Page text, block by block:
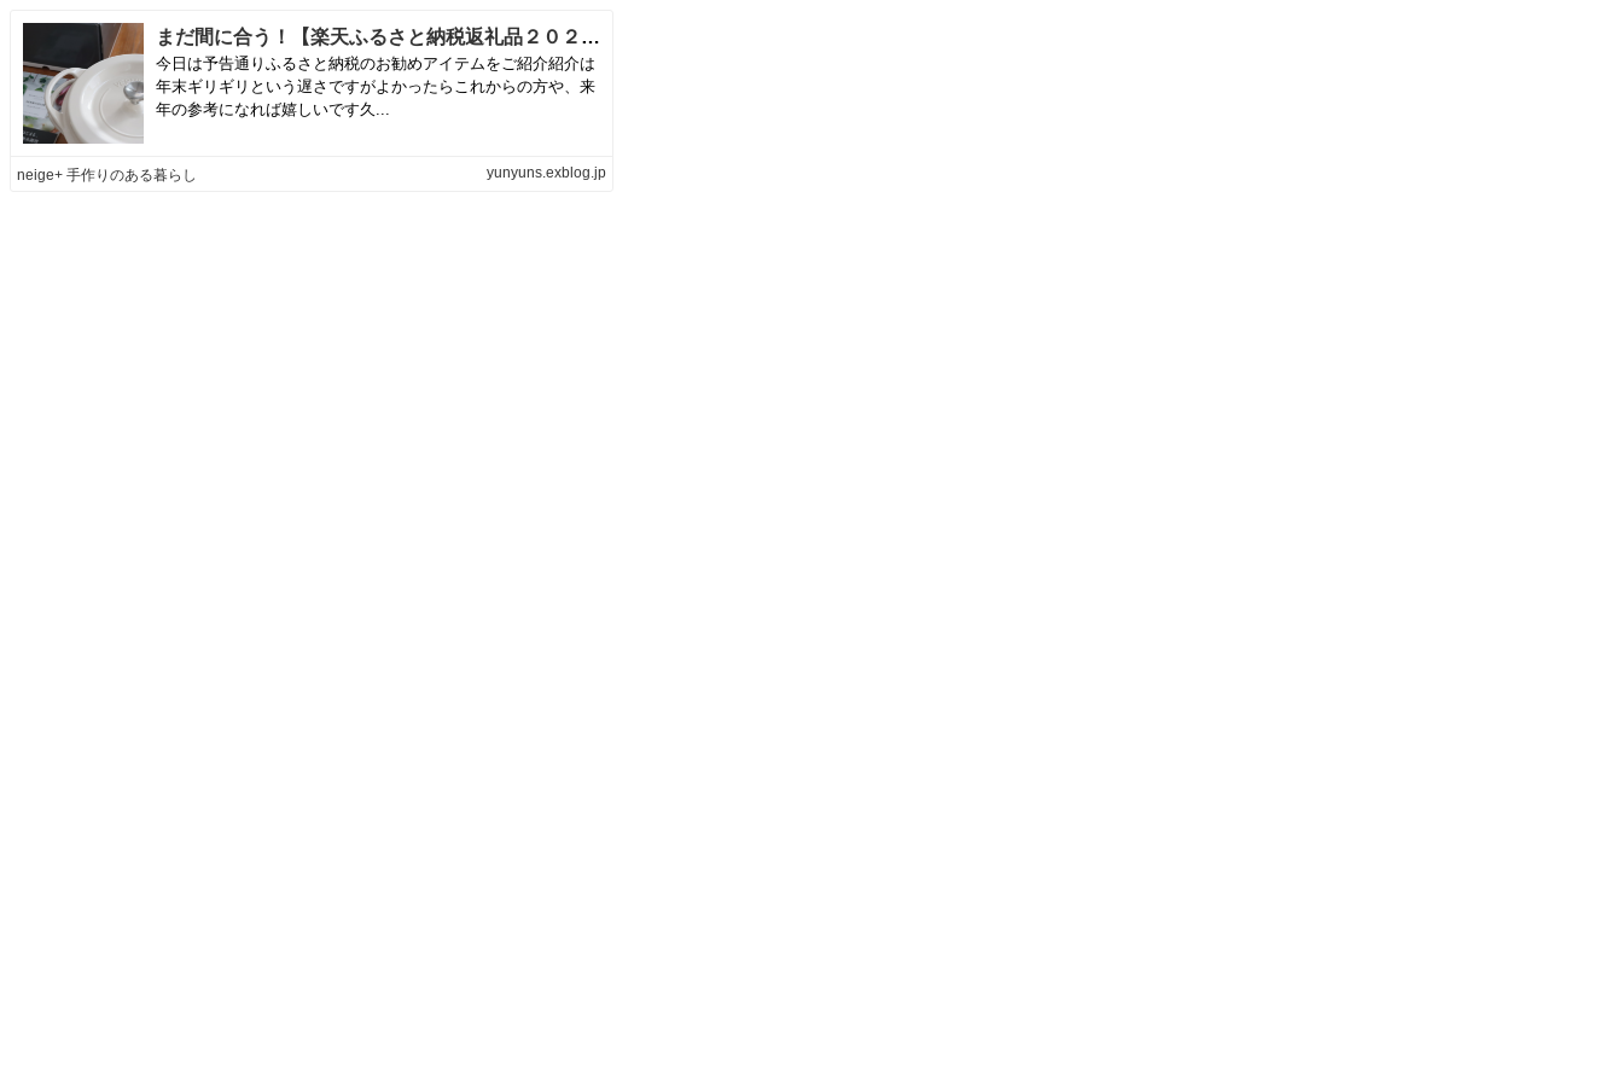
まだ間に合う！【楽天ふるさと納税返礼品２０２４最新版】金額別人気の返礼品と過去の返礼品まとめ | neige+ 手作りのある暮らし
今日は予告通りふるさと納税のお勧めアイテムをご紹介紹介は
年末ギリギリという遅さですがよかったらこれからの方や、来
年の参考になれば嬉しいです久...
neige+ 手作りのある暮らし yunyuns.exblog.jp